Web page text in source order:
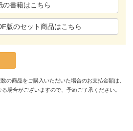
の書籍はこちら
版のセット商品はこちら
の商品をご購入いただいた場合のお支払金額は、
場合がございますので、予めご了承ください。